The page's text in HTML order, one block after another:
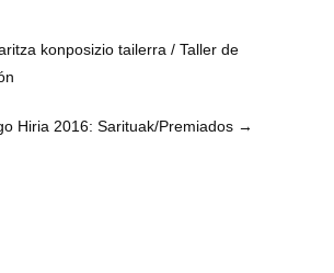
konposizio tailerra / Taller de
Hiria 2016: Sarituak/Premiados →